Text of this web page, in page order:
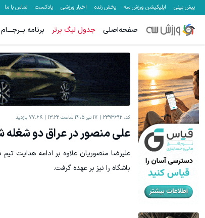
پیش بینی اپلیکیشن ورزش سه پخش زنده اخبار ورزشی پادکست تماس با ما
صفحه‌اصلی جدول لیگ برتر برنامه بــرجـــام
کد: 2393692 17 تیر 1405 ساعت 13:22 77.6K بازدید
علی منصور در عراق دو شغله
علیرضا منصوریان علاوه بر ادامه هدایت تیم
باشگاه را نیز بر عهده گرفت.